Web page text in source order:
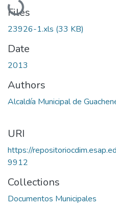
Files
23926-1.xls (33 KB)
Date
2013
Authors
Alcaldía Municipal de
URI
https://
9912
Collections
Documentos Municipales